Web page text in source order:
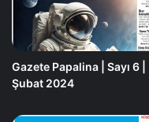
Gazete Papalina | Sayı 6 |
Şubat 2024